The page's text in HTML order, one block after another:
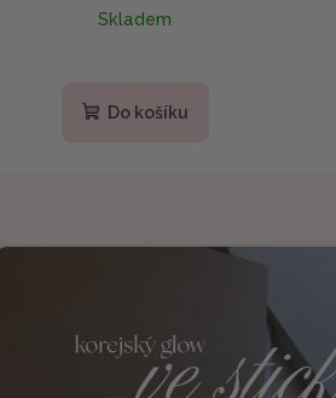
Skladem
Do košíku